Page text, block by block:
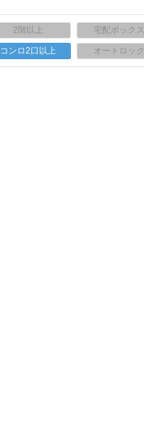
2階以上 宅配ボックス
コンロ2口以上 オートロック